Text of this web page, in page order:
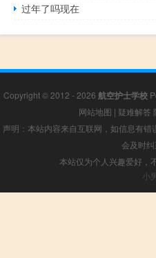
过年了吗现在
Copyright © 2012 - 2026 航空护士学校
网站地图 | 疑难解答
声明：本站内容来自互联网，如信息有
会及时
本站仅为个人兴趣爱好，
小